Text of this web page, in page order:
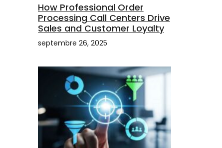
How Professional Order
Processing Call Centers Drive
Sales and Customer Loyalty
septembre 26, 2025